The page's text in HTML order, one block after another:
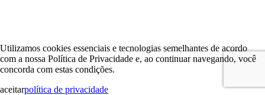
Utilizamos cookies essenciais e tecnologias semelhantes de acordo
com a nossa Política de Privacidade e, ao continuar navegando, você
concorda com estas condições.
aceitarpolítica de privacidade